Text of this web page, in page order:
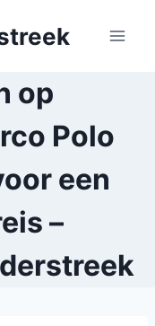
op
Polo
een
–